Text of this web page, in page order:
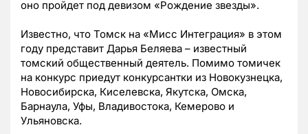
оно пройдет под девизом «Рождение звезды».
Известно, что Томск на «Мисс Интеграция» в этом
году представит Дарья Беляева – известный
томский общественный деятель. Помимо томичек
на конкурс приедут конкурсантки из Новокузнецка,
Новосибирска, Киселевска, Якутска, Омска,
Барнаула, Уфы, Владивостока, Кемерово и
Ульяновска.